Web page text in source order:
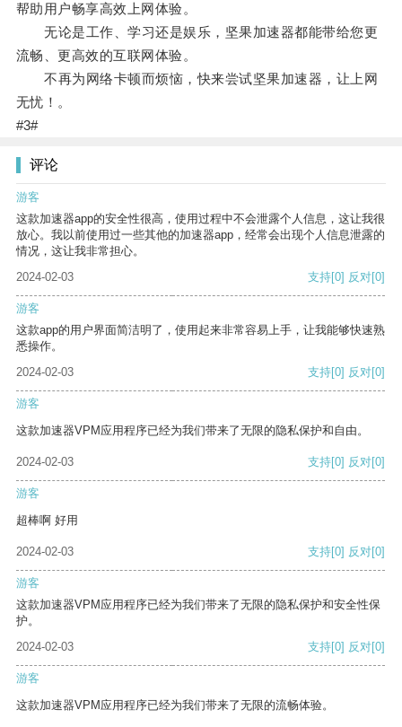
帮助用户畅享高效上网体验。
无论是工作、学习还是娱乐，坚果加速器都能带给您更
流畅、更高效的互联网体验。
不再为网络卡顿而烦恼，快来尝试坚果加速器，让上网
无忧！。
#3#
评论
游客
这款加速器app的安全性很高，使用过程中不会泄露个人信息，这让我很
放心。我以前使用过一些其他的加速器app，经常会出现个人信息泄露的
情况，这让我非常担心。
2024-02-03
支持[0] 反对[0]
游客
这款app的用户界面简洁明了，使用起来非常容易上手，让我能够快速熟
悉操作。
2024-02-03
支持[0] 反对[0]
游客
这款加速器VPM应用程序已经为我们带来了无限的隐私保护和自由。
2024-02-03 支持[0] 反对[0]
游客
超棒啊 好用
2024-02-03 支持[0] 反对[0]
游客
这款加速器VPM应用程序已经为我们带来了无限的隐私保护和安全性保
护。
2024-02-03
支持[0] 反对[0]
游客
这款加速器VPM应用程序已经为我们带来了无限的流畅体验。